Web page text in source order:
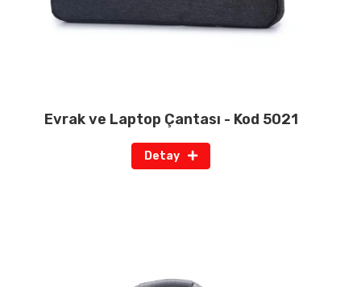
Evrak ve Laptop Çantası - Kod 5021
Detay